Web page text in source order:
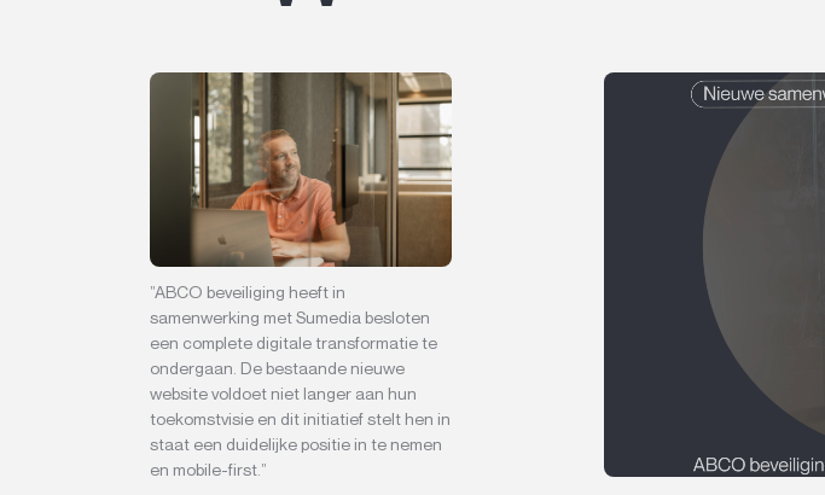
”ABCO beveiliging heeft in
samenwerking met Sumedia besloten
een complete digitale transformatie te
ondergaan. De bestaande nieuwe
website voldoet niet langer aan hun
toekomstvisie en dit initiatief stelt hen in
staat een duidelijke positie in te nemen
en mobile-first.”